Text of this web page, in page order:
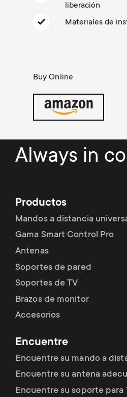
y
p
o
u
c
t
s
m
e
n
u
Gestión de cables
a
y
s
p
p
o
r
t
m
e
n
liberación
Materiales de
Buy Online
Always in
Productos
Mandos a distancia
Gama Smart Control Pro
Antenas
Soportes de pared
Soportes de TV
Brazos de monitor
Accesorios
Encuentre
Encuentre su mando a
Encuentre su antena
Encuentre su soporte para